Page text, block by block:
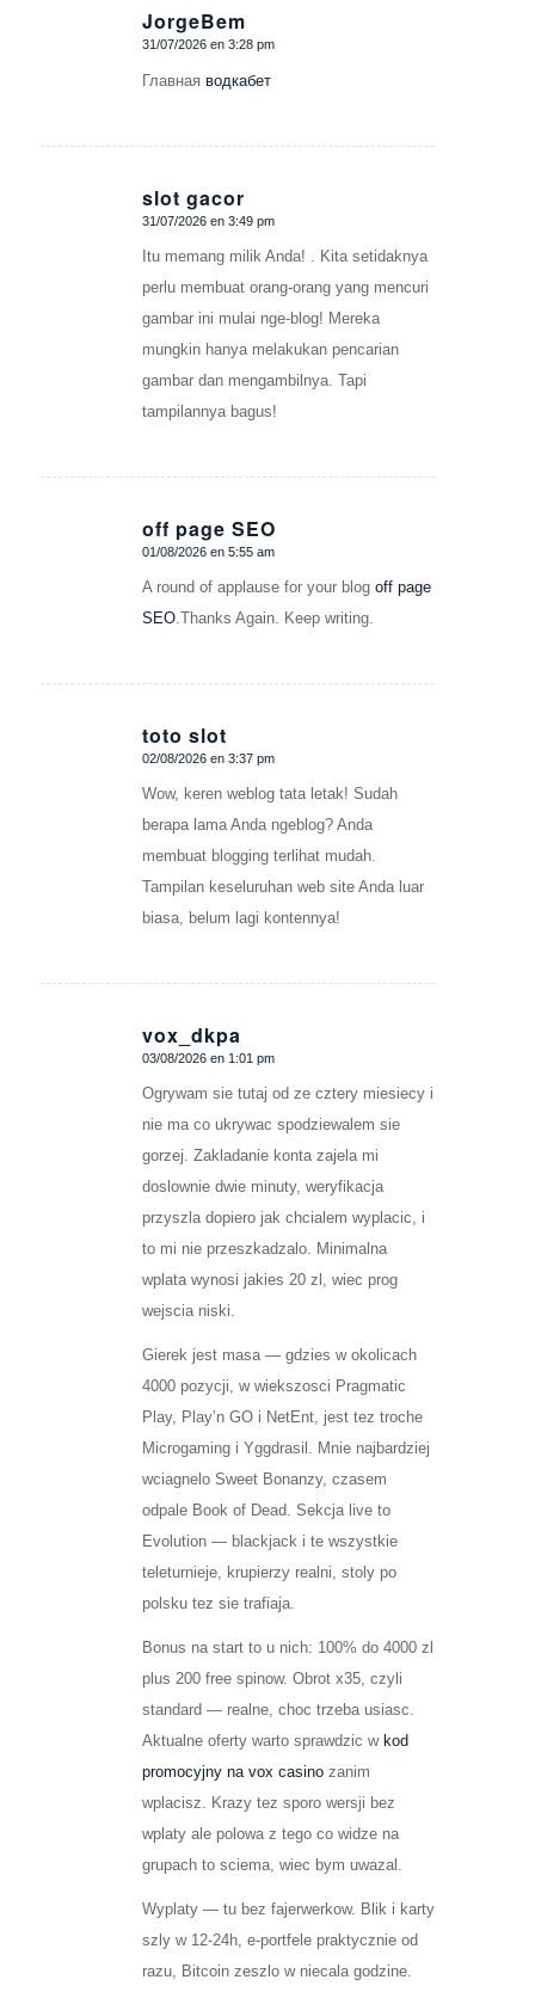
JorgeBem
Dice:
31/07/2026 en 3:28 pm
Главная водкабет
slot gacor
Dice:
31/07/2026 en 3:49 pm
Itu memang milik Anda! . Kita setidaknya
perlu membuat orang-orang yang mencuri
gambar ini mulai nge-blog! Mereka
mungkin hanya melakukan pencarian
gambar dan mengambilnya. Tapi
tampilannya bagus!
off page SEO
Dice:
01/08/2026 en 5:55 am
A round of applause for your blog off page
SEO.Thanks Again. Keep writing.
toto slot
Dice:
02/08/2026 en 3:37 pm
Wow, keren weblog tata letak! Sudah
berapa lama Anda ngeblog? Anda
membuat blogging terlihat mudah.
Tampilan keseluruhan web site Anda luar
biasa, belum lagi kontennya!
vox_dkpa
Dice:
03/08/2026 en 1:01 pm
Ogrywam sie tutaj od ze cztery miesiecy i
nie ma co ukrywac spodziewalem sie
gorzej. Zakladanie konta zajela mi
doslownie dwie minuty, weryfikacja
przyszla dopiero jak chcialem wyplacic, i
to mi nie przeszkadzalo. Minimalna
wplata wynosi jakies 20 zl, wiec prog
wejscia niski.
Gierek jest masa — gdzies w okolicach
4000 pozycji, w wiekszosci Pragmatic
Play, Play’n GO i NetEnt, jest tez troche
Microgaming i Yggdrasil. Mnie najbardziej
wciagnelo Sweet Bonanzy, czasem
odpale Book of Dead. Sekcja live to
Evolution — blackjack i te wszystkie
teleturnieje, krupierzy realni, stoly po
polsku tez sie trafiaja.
Bonus na start to u nich: 100% do 4000 zl
plus 200 free spinow. Obrot x35, czyli
standard — realne, choc trzeba usiasc.
Aktualne oferty warto sprawdzic w kod
promocyjny na vox casinozanim
wplacisz. Krazy tez sporo wersji bez
wplaty ale polowa z tego co widze na
grupach to sciema, wiec bym uwazal.
Wyplaty — tu bez fajerwerkow. Blik i karty
szly w 12-24h, e-portfele praktycznie od
razu, Bitcoin zeszlo w niecala godzine.